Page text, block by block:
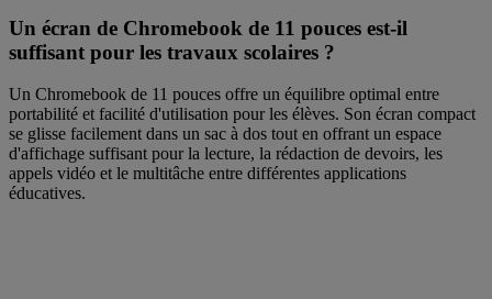
Un écran de Chromebook de 11 pouces est-il
suffisant pour les travaux scolaires ?
Un Chromebook de 11 pouces offre un équilibre optimal entre
portabilité et facilité d'utilisation pour les élèves. Son écran compact
se glisse facilement dans un sac à dos tout en offrant un espace
d'affichage suffisant pour la lecture, la rédaction de devoirs, les
appels vidéo et le multitâche entre différentes applications
éducatives.